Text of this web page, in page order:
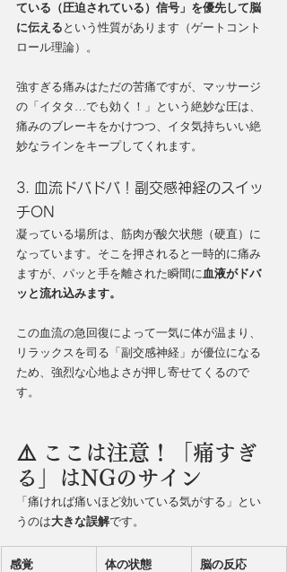
ている（圧迫されている）信号」を優先して脳
に伝える という性質があります（ゲートコント
ロール理論）。
強すぎる痛みはただの苦痛ですが、マッサージ
の「イタタ…でも効く！」という絶妙な圧は、
痛みのブレーキをかけつつ、イタ気持ちいい絶
妙なラインをキープしてくれます。
3. 血流ドバドバ！副交感神経のスイッ
チON
凝っている場所は、筋肉が酸欠状態（硬直）に
なっています。そこを押されると一時的に痛み
ますが、パッと手を離された瞬間に血液がドバ
ッと流れ込みます。
この血流の急回復によって一気に体が温まり、
リラックスを司る「副交感神経」が優位になる
ため、強烈な心地よさが押し寄せてくるので
す。
⚠️ ここは注意！「痛すぎ
る」はNGのサイン
「痛ければ痛いほど効いている気がする」とい
うのは大きな誤解です。
感覚 体の状態 脳の反応